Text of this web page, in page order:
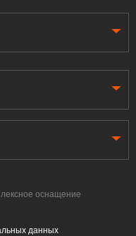
оснащение
данных